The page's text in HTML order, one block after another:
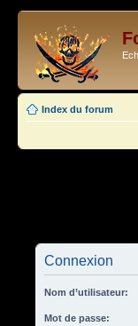
Index du forum
Connexion
Nom d’utilisateur:
Mot de passe: